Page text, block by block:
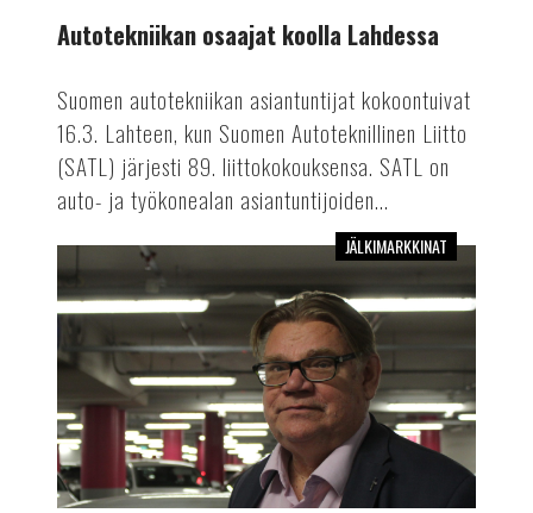
Autotekniikan osaajat koolla Lahdessa
Suomen autotekniikan asiantuntijat kokoontuivat
16.3. Lahteen, kun Suomen Autoteknillinen Liitto
(SATL) järjesti 89. liittokokouksensa. SATL on
auto- ja työkonealan asiantuntijoiden...
Soini
kertoo
kokemuksistaan
autokorjaamoilla
JÄLKIMARKKINAT